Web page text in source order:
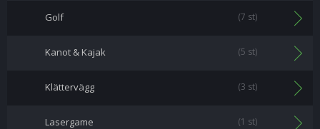
Golf (7 st)
Kanot & Kajak (5 st)
Klättervägg (3 st)
Lasergame (1 st)